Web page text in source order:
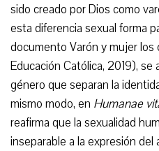
sido creado por Dios como
esta diferencia sexual forma
documento Varón y mujer los
Educación Católica, 2019),
género que separan la
mismo modo, en Humanae
reafirma que la sexualidad
inseparable a la expresión